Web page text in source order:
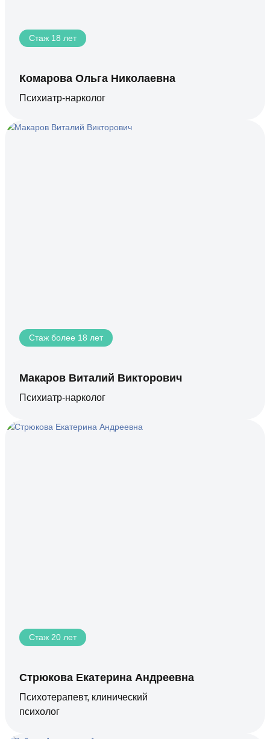
Стаж 18 лет
Комарова Ольга Николаевна
Психиатр-нарколог
Стаж более 18 лет
Макаров Виталий Викторович
Психиатр-нарколог
Стаж 20 лет
Стрюкова Екатерина Андреевна
Психотерапевт, клинический
психолог